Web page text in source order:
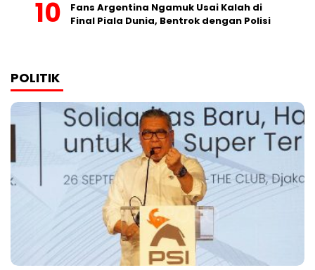
Fans Argentina Ngamuk Usai Kalah di
Final Piala Dunia, Bentrok dengan Polisi
POLITIK